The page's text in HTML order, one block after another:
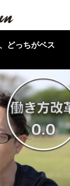
どっちがベス